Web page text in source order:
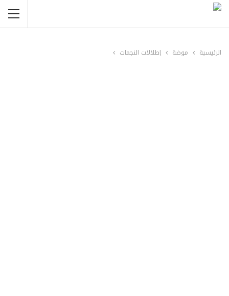
الرئيسية موضة إطلالات النجمات